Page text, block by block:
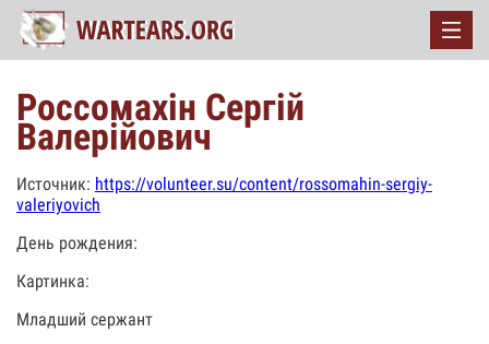
Россомахін Сергій
Валерійович
Источник: https://volunteer.su/content/rossomahin-sergiy-
valeriyovich
День рождения:
Картинка:
Младший сержант